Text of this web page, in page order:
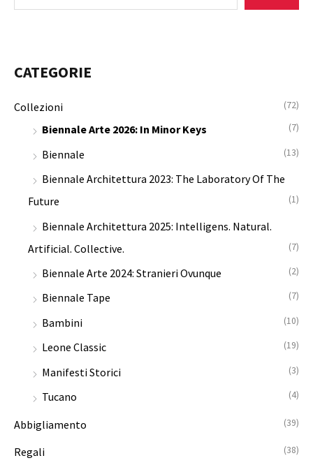
CATEGORIE
Collezioni (72)
Biennale Arte 2026: In Minor Keys (7)
Biennale (13)
Biennale Architettura 2023: The Laboratory Of The
Future
(1)
Biennale Architettura 2025: Intelligens. Natural.
Artificial. Collective.
(7)
Biennale Arte 2024: Stranieri Ovunque (2)
Biennale Tape (7)
Bambini (10)
Leone Classic (19)
Manifesti Storici (3)
Tucano (4)
Abbigliamento (39)
Regali (38)